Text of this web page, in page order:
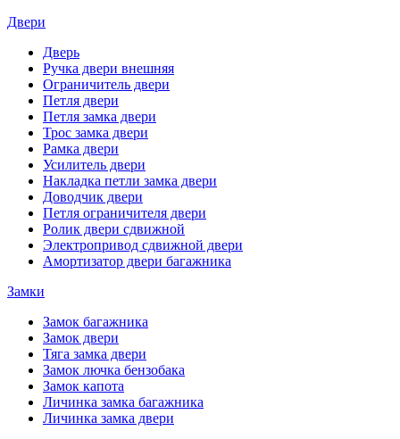
Двери
Дверь
Ручка двери внешняя
Ограничитель двери
Петля двери
Петля замка двери
Трос замка двери
Рамка двери
Усилитель двери
Накладка петли замка двери
Доводчик двери
Петля ограничителя двери
Ролик двери сдвижной
Электропривод сдвижной двери
Амортизатор двери багажника
Замки
Замок багажника
Замок двери
Тяга замка двери
Замок лючка бензобака
Замок капота
Личинка замка багажника
Личинка замка двери